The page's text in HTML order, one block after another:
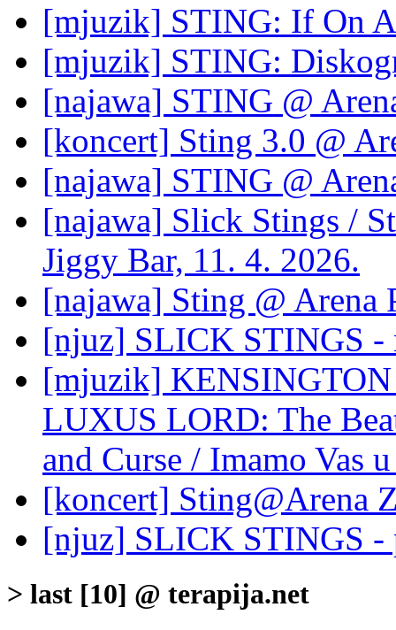
[mjuzik] STING: If On
[mjuzik] STING:
[najawa] STING @
[koncert] Sting 3.0 @
[najawa] STING @
[najawa] Slick Stings /
Jiggy Bar, 11. 4. 2026.
[najawa] Sting @ Arena
[njuz] SLICK STINGS -
[mjuzik]
LUXUS LORD: The
and Curse / Imamo Vas
[koncert] Sting@Arena
[njuz] SLICK STINGS -
> last [10] @ terapija.net